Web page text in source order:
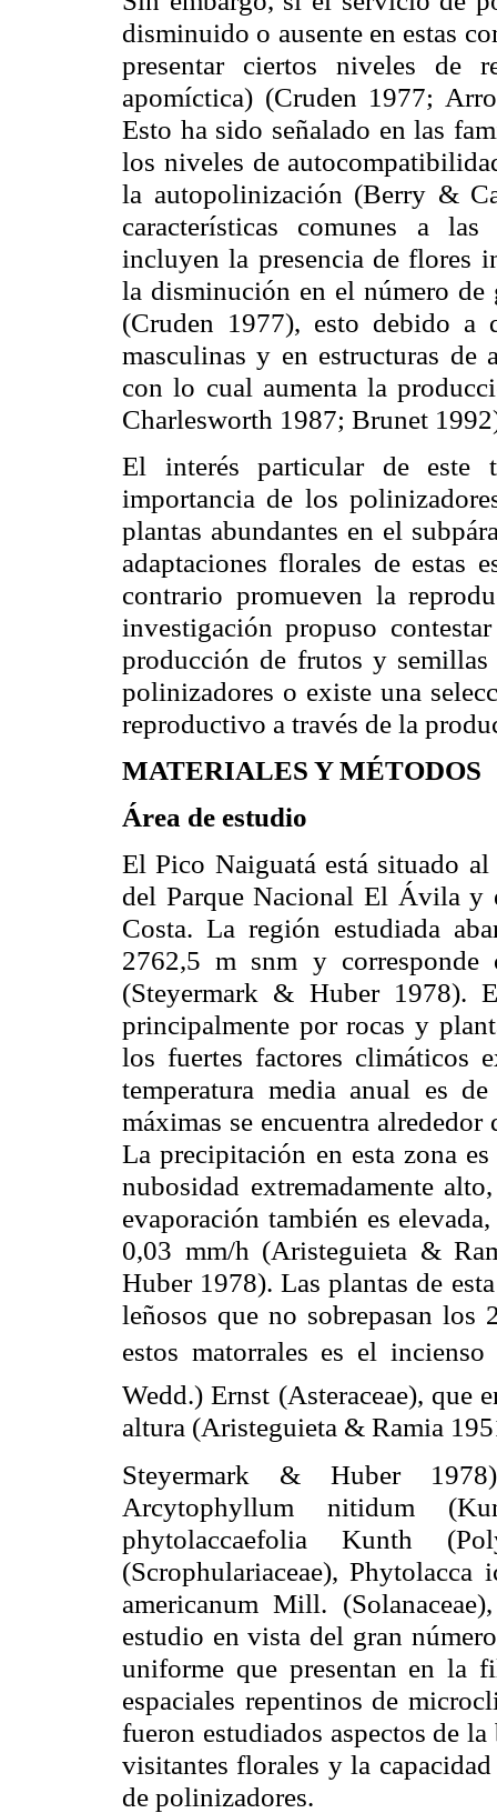
disminuido o ausente en estas
presentar ciertos niveles de
apomíctica) (Cruden 1977;
Esto ha sido señalado en las
los niveles de
la autopolinización (Berry &
características comunes a las
incluyen la presencia de flores
la disminución en el número
(Cruden 1977), esto debido a
masculinas y en estructuras de
con lo cual aumenta la
Charlesworth 1987; Brunet
El interés particular de este
importancia de los
plantas abundantes en el
adaptaciones florales de estas
contrario promueven la
investigación propuso
producción de frutos y
polinizadores o existe una
reproductivo a través de la
MATERIALES Y MÉTODOS
Área de estudio
El Pico Naiguatá está situado
del Parque Nacional El Ávila
Costa. La región estudiada
2762,5 m snm y
(Steyermark & Huber1978).
principalmente por rocas y
los fuertes factores climáticos
temperatura media anual es
máximas se encuentra alrededor
La precipitación en esta zona
nubosidad extremadamente
evaporación también es
0,03 mm/h (Aristeguieta &
Huber1978). Las plantas de
leñosos que no sobrepasan los
estos matorrales es el incienso
Wedd.) Ernst (Asteraceae), que
altura (Aristeguieta & Ramia
Steyermark & Huber
Arcytophyllum
nitidum (
phytolaccaefolia
Kunth (
(Scrophulariaceae),Phytolacca
americanum Mill. (Solanaceae
estudio en vista del gran
uniforme que presentan en la
espaciales repentinos de
fueron estudiados aspectos de
visitantes florales y la
de polinizadores.